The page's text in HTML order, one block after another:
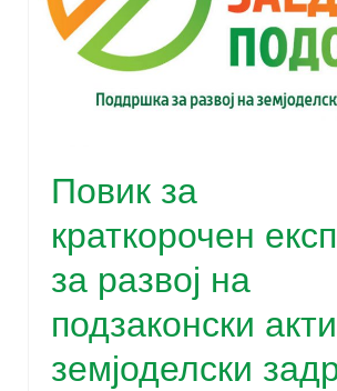
Техничка и финансиска
развој на земјоделски задруги
За спроведувачите
Можности за поддршка
Публикации
ЧПП
Контакт
Повик за
краткорочен
за развој на
подзаконски
земјоделски